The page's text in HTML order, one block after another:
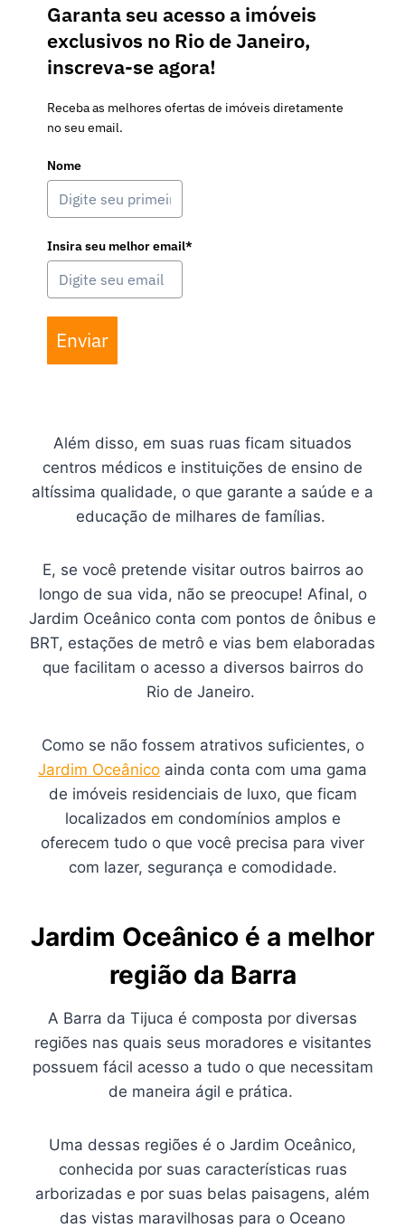
Garanta seu acesso a imóveis
exclusivos no Rio de Janeiro,
inscreva-se agora!
Receba as melhores ofertas de imóveis diretamente
no seu email.
Nome
Insira seu melhor email*
Enviar
Além disso, em suas ruas ficam situados
centros médicos e instituições de ensino de
altíssima qualidade, o que garante a saúde e a
educação de milhares de famílias.
E, se você pretende visitar outros bairros ao
longo de sua vida, não se preocupe! Afinal, o
Jardim Oceânico conta com pontos de ônibus e
BRT, estações de metrô e vias bem elaboradas
que facilitam o acesso a diversos bairros do
Rio de Janeiro.
Como se não fossem atrativos suficientes, o
Jardim Oceânico ainda conta com uma gama
de imóveis residenciais de luxo, que ficam
localizados em condomínios amplos e
oferecem tudo o que você precisa para viver
com lazer, segurança e comodidade.
Jardim Oceânico é a melhor
região da Barra
A Barra da Tijuca é composta por diversas
regiões nas quais seus moradores e visitantes
possuem fácil acesso a tudo o que necessitam
de maneira ágil e prática.
Uma dessas regiões é o Jardim Oceânico,
conhecida por suas características ruas
arborizadas e por suas belas paisagens, além
das vistas maravilhosas para o Oceano